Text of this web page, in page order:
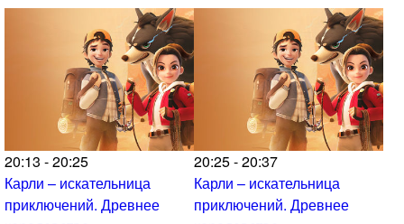
20:13 - 20:25
Карли – искательница
приключений. Древнее
20:25 - 20:37
Карли – искательница
приключений. Древнее